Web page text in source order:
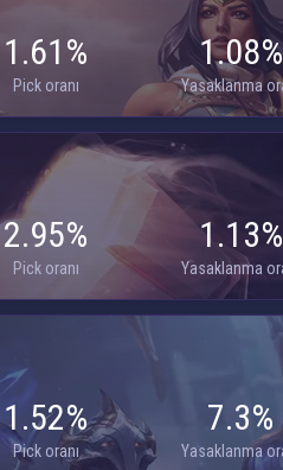
1.61%
Pick oranı
1.08%
Yasaklanma
2.95%
Pick oranı
1.13%
Yasaklanma
1.52%
Pick oranı
7.3%
Yasaklanma